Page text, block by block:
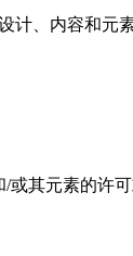
计、内容和元
其元素的许可